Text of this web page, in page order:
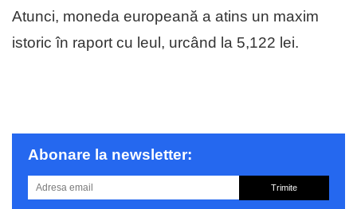
Atunci, moneda europeană a atins un maxim
istoric în raport cu leul, urcând la 5,122 lei.
Abonare la newsletter:
Trimite